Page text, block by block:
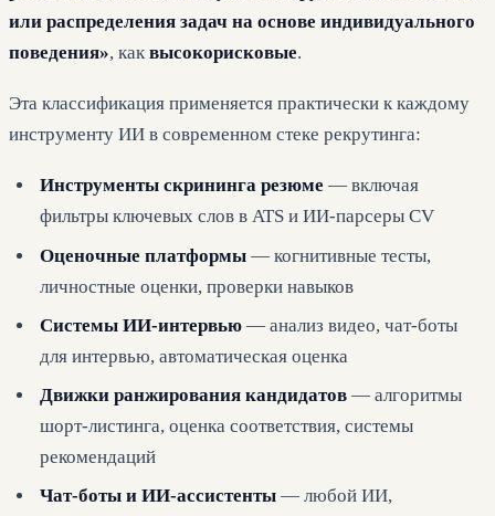
или распределения задач на основе индивидуального
поведения», как высокорисковые.
Эта классификация применяется практически к каждому
инструменту ИИ в современном стеке рекрутинга:
Инструменты скрининга резюме — включая
фильтры ключевых слов в ATS и ИИ-парсеры CV
Оценочные платформы — когнитивные тесты,
личностные оценки, проверки навыков
Системы ИИ-интервью — анализ видео, чат-боты
для интервью, автоматическая оценка
Движки ранжирования кандидатов — алгоритмы
шорт-листинга, оценка соответствия, системы
рекомендаций
Чат-боты и ИИ-ассистенты — любой ИИ,